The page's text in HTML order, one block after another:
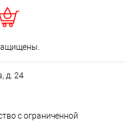
д. 24
с ограниченной